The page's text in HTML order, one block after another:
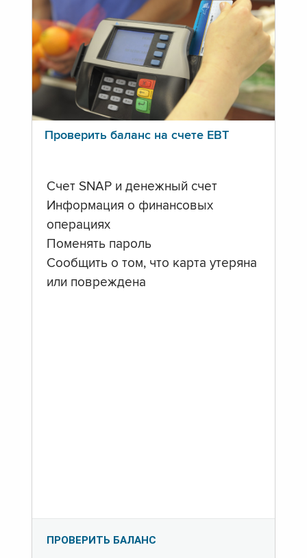
Проверить баланс на счете ЕВТ
Счет SNAP и денежный счет
Информация о финансовых
операциях
Поменять пароль
Сообщить о том, что карта утеряна
или повреждена
ПРОВЕРИТЬ БАЛАНС